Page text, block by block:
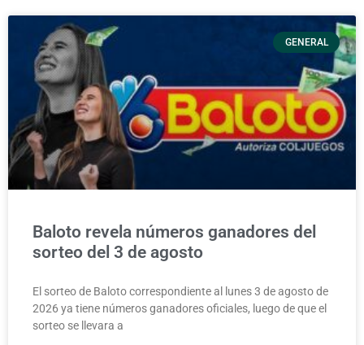
GENERAL
Baloto revela números ganadores del
sorteo del 3 de agosto
El sorteo de Baloto correspondiente al lunes 3 de agosto de
2026 ya tiene números ganadores oficiales, luego de que el
sorteo se llevara a